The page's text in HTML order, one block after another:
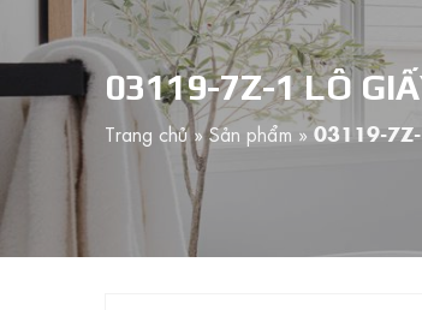
03119-7Z-1 LÔ
Trang chủ»Sản phẩm »03119-